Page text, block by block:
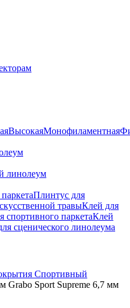
ВысокаяМонофиламентная
линолеум
Плинтус для
травыКлей для
спортивного паркетаКлей
сценического линолеума
Спортивный
Grabo Sport Supreme 6,7 мм